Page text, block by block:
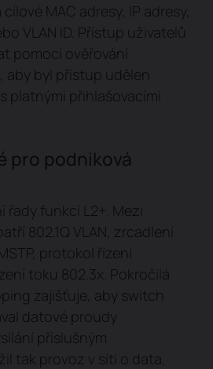
MAC adresy, IP adresy,
VLAN ID. Přístup uživatelů
pomocí ověřování
aby byl přístup udělen
platnými přihlašovacími
pro podniková
funkcí L2+. Mezi
802.1Q VLAN, zrcadlení
protokol řízení
toku 802.3x. Pokročilá
zajišťuje, aby switch
datové proudy
příslušným
tak provoz v síti o data,